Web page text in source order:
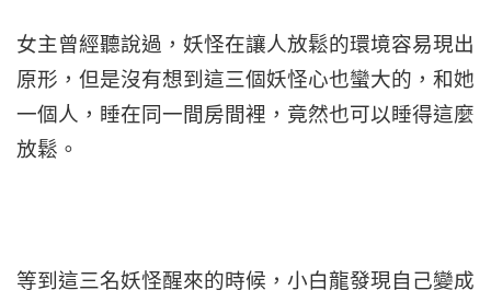
女主曾經聽說過，妖怪在讓人放鬆的環境容易現出
原形，但是沒有想到這三個妖怪心也蠻大的，和她
一個人，睡在同一間房間裡，竟然也可以睡得這麼
放鬆。
等到這三名妖怪醒來的時候，小白龍發現自己變成